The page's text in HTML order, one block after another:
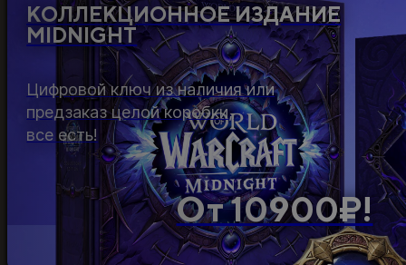
КОЛЛЕКЦИОННОЕ ИЗДАНИЕ
MIDNIGHT
От 10900₽!
Цифровой ключ из наличия или
предзаказ целой коробки,
все есть!